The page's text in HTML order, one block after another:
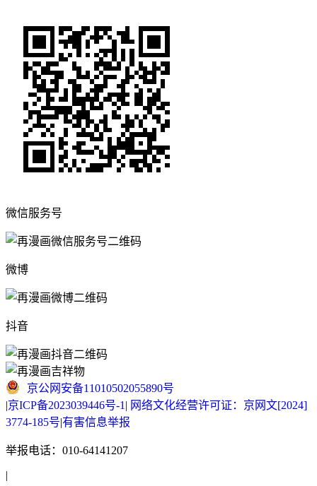
微信服务号
微博
抖音
京公网安备11010502055890号
|京ICP备2023039446号-1 | 网络文化经营许可证：京网文[2024]
3774-185号|有害信息举报
举报电话：010-64141207
|